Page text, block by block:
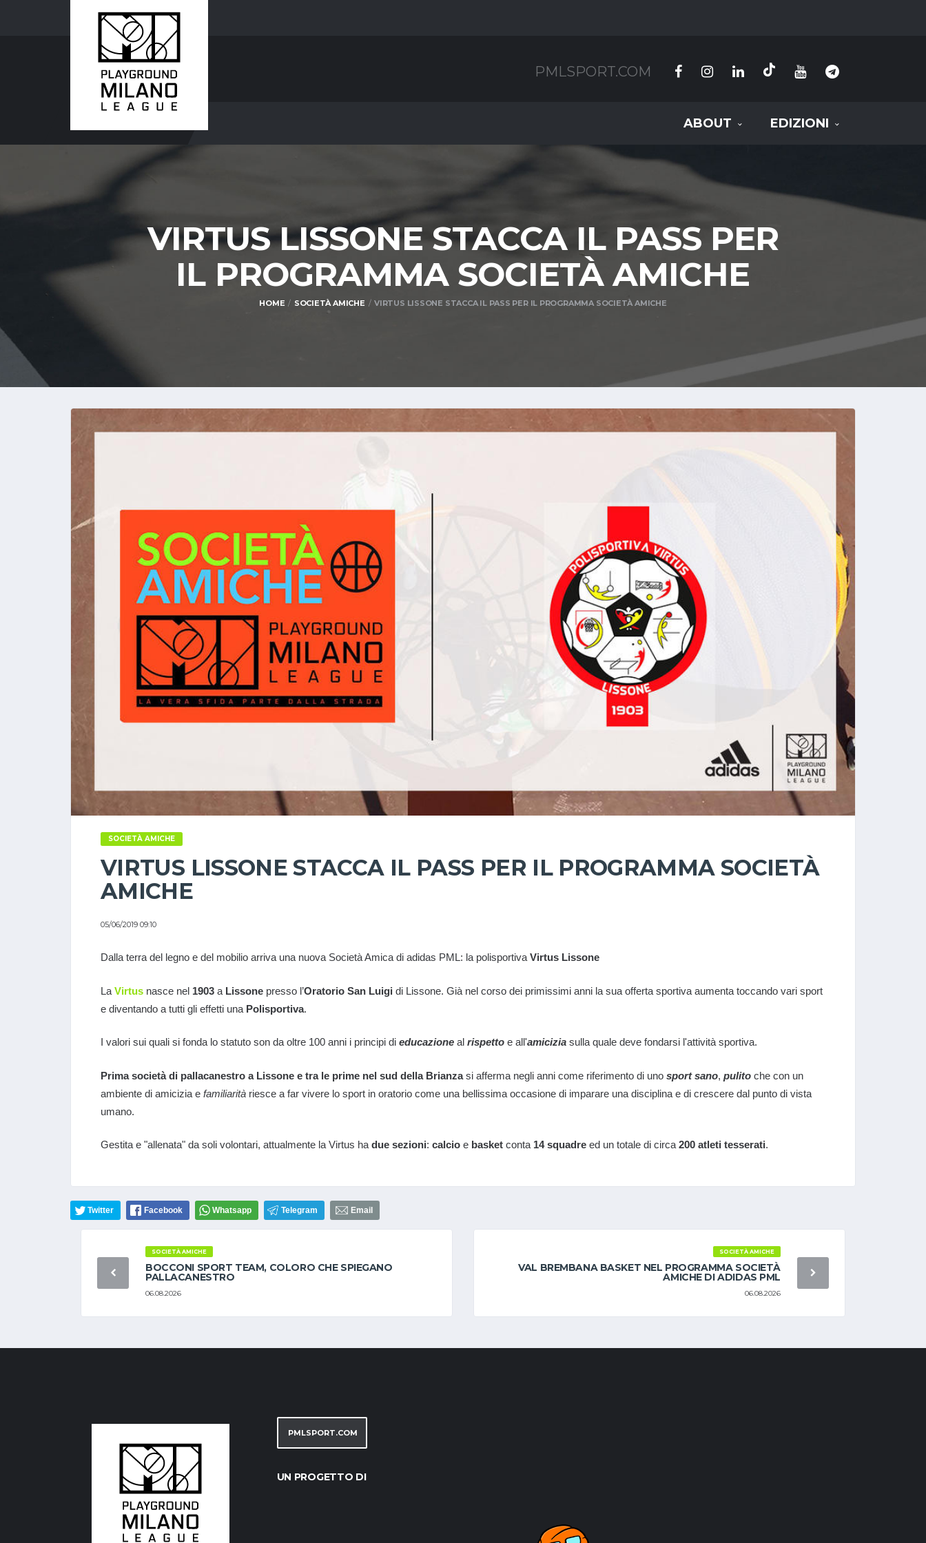
PMLSPORT.COM
ABOUT EDIZIONI
VIRTUS LISSONE STACCA IL PASS PER
IL PROGRAMMA SOCIETÀ AMICHE
HOME SOCIETÀ AMICHE VIRTUS LISSONE STACCA IL PASS PER IL PROGRAMMA SOCIETÀ AMICHE
SOCIETÀ AMICHE
VIRTUS LISSONE STACCA IL PASS PER IL PROGRAMMA SOCIETÀ
AMICHE
05/06/2019 09:10
Dalla terra del legno e del mobilio arriva una nuova Società Amica di adidas PML: la polisportiva Virtus Lissone
La Virtus nasce nel 1903 a Lissone presso l’Oratorio San Luigi di Lissone. Già nel corso dei primissimi anni la sua offerta sportiva aumenta toccando vari sport
e diventando a tutti gli effetti una Polisportiva.
I valori sui quali si fonda lo statuto son da oltre 100 anni i principi di educazione al rispetto e all'amicizia sulla quale deve fondarsi l'attività sportiva.
Prima società di pallacanestro a Lissone e tra le prime nel sud della Brianzasi afferma negli anni come riferimento di uno sport sano, pulito che con un
ambiente di amicizia e familiarità riesce a far vivere lo sport in oratorio come una bellissima occasione di imparare una disciplina e di crescere dal punto di vista
umano.
Gestita e "allenata" da soli volontari, attualmente la Virtus ha due sezioni: calcio e basket conta 14 squadre ed un totale di circa 200 atleti tesserati.
Twitter Facebook Whatsapp Telegram Email
SOCIETÀ AMICHE
BOCCONI SPORT TEAM, COLORO CHE SPIEGANO
PALLACANESTRO
06.08.2026
SOCIETÀ AMICHE
VAL BREMBANA BASKET NEL PROGRAMMA SOCIETÀ
AMICHE DI ADIDAS PML
06.08.2026
PMLSPORT.COM
UN PROGETTO DI